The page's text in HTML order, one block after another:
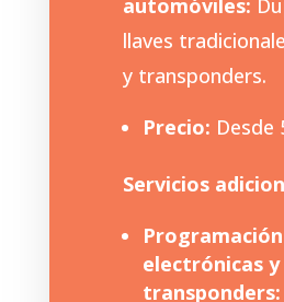
llaves
y transponders.
Precio: Desde
Servicios
electrónicas y
transponders: